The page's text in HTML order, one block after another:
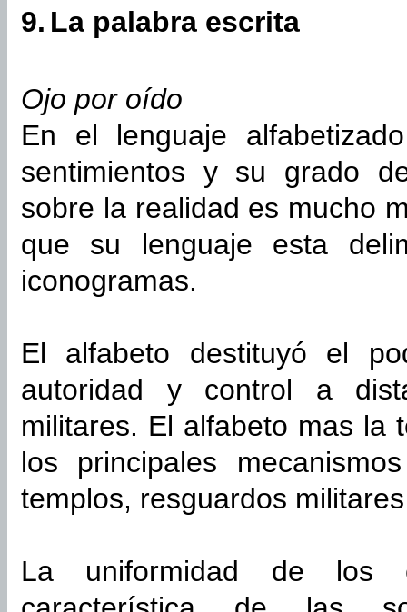
9. La palabra escrita
Ojo por oído
En el lenguaje
sentimientos y su grado
sobre la realidad es mucho
que su lenguaje esta
iconogramas.
El alfabeto destituyó el
autoridad y control a
militares. El alfabeto mas la
los principales
templos, resguardos
La uniformidad de los